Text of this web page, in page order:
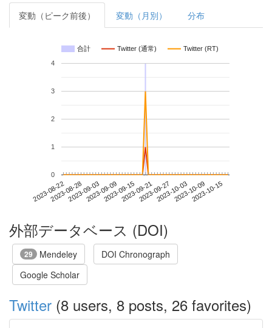
変動（ピーク前後） 変動（月別） 分布
合計 Twitter (通常) Twitter (RT)
2023-08-222023-08-282023-09-032023-09-092023-09-152023-09-212023-09-272023-10-032023-10-092023-10-15
0
1
2
3
4
外部データベース (DOI)
29 Mendeley
DOI Chronograph
Google Scholar
Twitter (8 users, 8 posts, 26 favorites)